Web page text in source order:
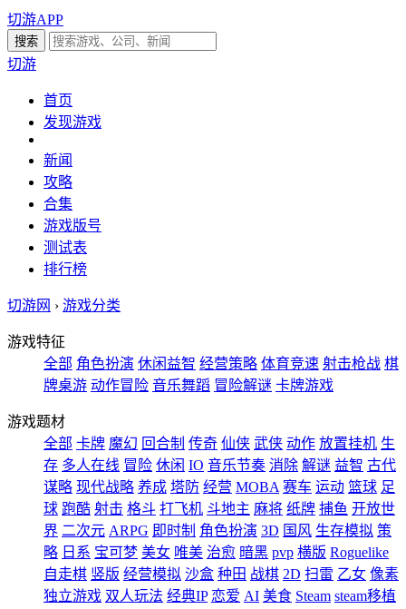
切游APP
切游
首页
发现游戏
新闻
攻略
合集
游戏版号
测试表
排行榜
切游网 › 游戏分类
游戏特征
全部 角色扮演 休闲益智 经营策略 体育竞速 射击枪战 棋
牌桌游 动作冒险 音乐舞蹈 冒险解谜 卡牌游戏
游戏题材
全部 卡牌 魔幻 回合制 传奇 仙侠 武侠 动作 放置挂机 生
存 多人在线 冒险 休闲 IO 音乐节奏 消除 解谜 益智 古代
谋略 现代战略 养成 塔防 经营 MOBA 赛车 运动 篮球 足
球 跑酷 射击 格斗 打飞机 斗地主 麻将 纸牌 捕鱼 开放世
界 二次元 ARPG 即时制 角色扮演 3D 国风 生存模拟 策
略 日系 宝可梦 美女 唯美 治愈 暗黑 pvp 横版 Roguelike
自走棋 竖版 经营模拟 沙盒 种田 战棋 2D 扫雷 乙女 像素
独立游戏 双人玩法 经典IP 恋爱 AI 美食 Steam steam移植